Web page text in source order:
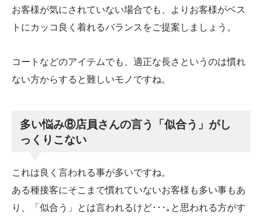
お客様が気にされていない場合でも、よりお客様がベス
トにカッコ良く着れるバランスをご提案しましょう。
コートなどのアイテムでも、適正な長さというのは慣れ
ない方からすると難しいモノですね。
多い悩み⑧店員さんの言う「似合う」がし
っくりこない
これは良く言われる事が多いですね。
ある種接客にそこまで慣れていないお客様も多い事もあ
り、「似合う」とは言われるけど･･･｡と思われる方がす